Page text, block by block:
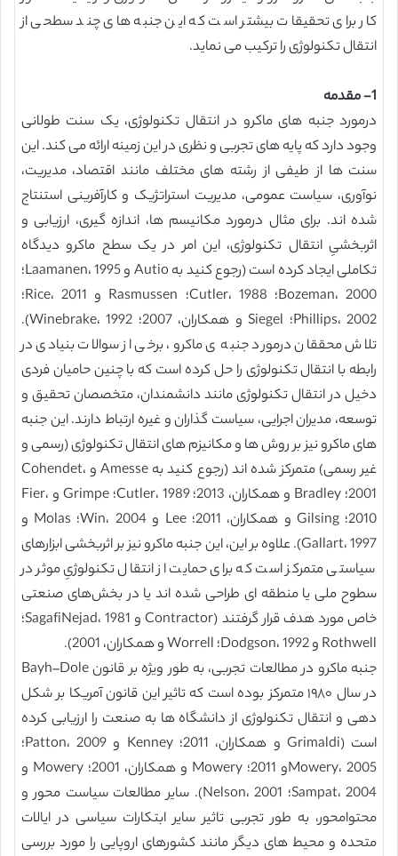
کار برای تحقیقات بیشتر است که این جنبه های چند سطحی از
انتقال تکنولوژی را ترکیب می نماید.
1- مقدمه
درمورد جنبه های ماکرو در انتقال تکنولوژی، یک سنت طولانی
وجود دارد که پایه های تجربی و نظری در این زمینه ارائه می کند. این
سنت ها از طیفی از رشته های مختلف مانند اقتصاد، مدیریت،
نوآوری، سیاست عمومی، مدیریت استراتژیک و کارآفرینی استنتاج
شده اند. برای مثال درمورد مکانیسم ها، اندازه گیری، ارزیابی و
اثربخشیِ انتقال تکنولوژی، این امر در یک سطح ماکرو دیدگاه
تکاملی ایجاد کرده است (رجوع کنید به Autio و Laamanen، 1995؛
Bozeman، 2000؛ Cutler، 1988؛ Rasmussen و Rice، 2011؛
Phillips، 2002؛ Siegel و همکاران، 2007؛ Winebrake، 1992).
تلاش محققان درمورد جنبه ی ماکرو، برخی از سوالات بنیادی در
رابطه با انتقال تکنولوژی را حل کرده است که با چنین حامیان فردی
دخیل در انتقال تکنولوژی مانند دانشمندان، متخصصان تحقیق و
توسعه، مدیران اجرایی، سیاست گذاران و غیره ارتباط دارند. این جنبه
های ماکرو نیز بر روش ها و مکانیزم های انتقال تکنولوژی (رسمی و
غیر رسمی) متمرکز شده اند (رجوع کنید به Amesse و Cohendet،
2001؛ Bradley و همکاران، 2013؛ Cutler، 1989؛ Grimpe و Fier،
2010؛ Gilsing و همکاران، 2011؛ Lee و Win، 2004؛ Molas و
Gallart، 1997). علاوه بر این، این جنبه ماکرو نیز بر اثربخشی ابزارهای
سیاستی متمرکز است که برای حمایت از انتقال تکنولوژیِ موثر در
سطوح ملی یا منطقه ای طراحی شده اند یا در بخش‌های صنعتی
خاص مورد هدف قرار گرفتند (Contractor و SagafiNejad، 1981؛
Rothwell و Dodgson، 1992؛ Worrell و همکاران، 2001).
جنبه ماکرو در مطالعات تجربی، به طور ویژه بر قانون Bayh–Dole
در سال ۱۹۸۰ متمرکز بوده است که تاثیر این قانون آمریکا بر شکل
دهی و انتقال تکنولوژی از دانشگاه ها به صنعت را ارزیابی کرده
است (Grimaldi و همکاران، 2011؛ Kenney و Patton، 2009؛
Mowery، 2005و 2011؛ Mowery و همکاران، 2001؛ Mowery و
Sampat، 2004؛ Nelson، 2001). سایر مطالعات سیاست محور و
محتوامحور، به طور تجربی تاثیر سایر ابتکارات سیاسی در ایالات
متحده و محیط های دیگر مانند کشورهای اروپایی را مورد بررسی